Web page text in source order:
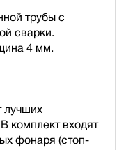
трубы с
сварки.
4 мм.
лучших
комплект входят
фонаря (стоп-